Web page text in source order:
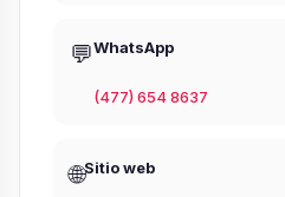
💬WhatsApp
(477) 654 8637
🌐Sitio web